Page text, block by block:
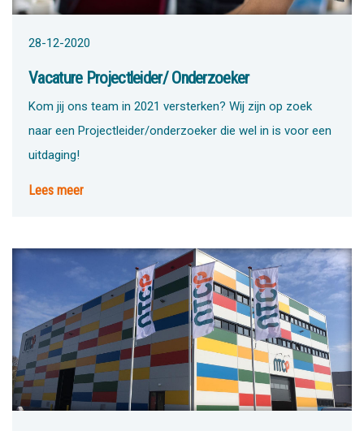
28-12-2020
Vacature Projectleider/ Onderzoeker
Kom jij ons team in 2021 versterken? Wij zijn op zoek
naar een Projectleider/onderzoeker die wel in is voor een
uitdaging!
Lees meer